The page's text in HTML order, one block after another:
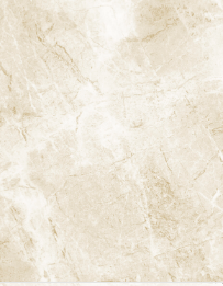
阿佐ヶ谷ことぶき歯科・矯正
〒166-0004 東京都杉並区
阿佐ヶ谷の歯医者「阿佐ヶ
央線(快速)「阿佐ケ谷駅」徒
徒歩0分 / 東京メトロ丸ノ内
ぐでとても通いやすい場所
宿、東京都内、隣接県や遠
といえます。評判、口コミ、
合、アクセスのページより